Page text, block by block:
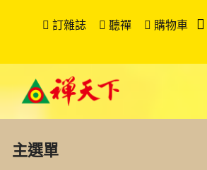
訂雜誌 聽禪 購物車
主選單